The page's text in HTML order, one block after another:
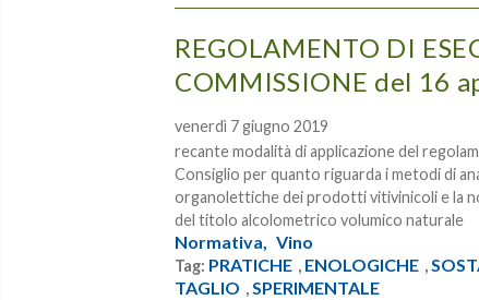
REGOLAMENTO DI
COMMISSIONE del 16
venerdì 7 giugno 2019
recante modalità di applicazione del
Consiglio per quanto riguarda i metodi di
organolettiche dei prodotti vitivinicoli e la
del titolo alcolometrico volumico naturale
Normativa, Vino
Tag: PRATICHE , ENOLOGICHE ,
TAGLIO ,SPERIMENTALE